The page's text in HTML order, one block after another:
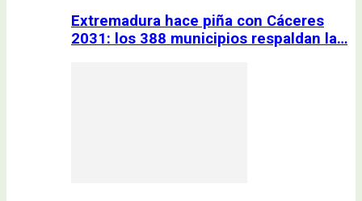
Extremadura hace piña con Cáceres
2031: los 388 municipios respaldan la…